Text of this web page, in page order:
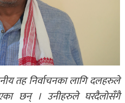
तह निर्वाचनका लागि दलहरुले
दिएका छन् । उनीहरुले घरदैलोसँगै